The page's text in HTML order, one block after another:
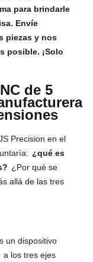
para brindarle
Envíe
piezas y nos
posible. ¡Solo
de 5
Precision en el
¿qué es
¿Por qué se
allá de las tres
un dispositivo
a los tres ejes